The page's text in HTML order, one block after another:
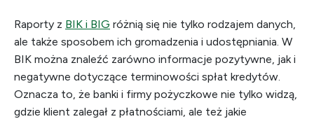
Raporty z BIK i BIG różnią się nie tylko rodzajem danych,
ale także sposobem ich gromadzenia i udostępniania. W
BIK można znaleźć zarówno informacje pozytywne, jak i
negatywne dotyczące terminowości spłat kredytów.
Oznacza to, że banki i firmy pożyczkowe nie tylko widzą,
gdzie klient zalegał z płatnościami, ale też jakie